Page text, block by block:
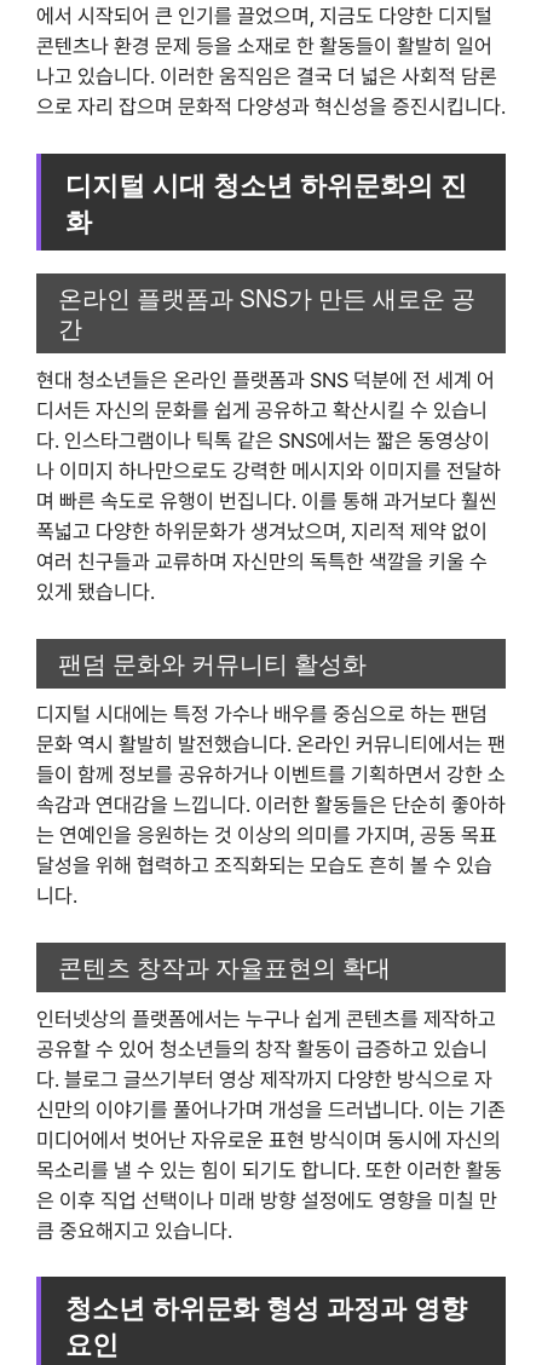
에서 시작되어 큰 인기를 끌었으며, 지금도 다양한 디지털
콘텐츠나 환경 문제 등을 소재로 한 활동들이 활발히 일어
나고 있습니다. 이러한 움직임은 결국 더 넓은 사회적 담론
으로 자리 잡으며 문화적 다양성과 혁신성을 증진시킵니다.
디지털 시대 청소년 하위문화의 진
화
온라인 플랫폼과 SNS가 만든 새로운 공
간
현대 청소년들은 온라인 플랫폼과 SNS 덕분에 전 세계 어
디서든 자신의 문화를 쉽게 공유하고 확산시킬 수 있습니
다. 인스타그램이나 틱톡 같은 SNS에서는 짧은 동영상이
나 이미지 하나만으로도 강력한 메시지와 이미지를 전달하
며 빠른 속도로 유행이 번집니다. 이를 통해 과거보다 훨씬
폭넓고 다양한 하위문화가 생겨났으며, 지리적 제약 없이
여러 친구들과 교류하며 자신만의 독특한 색깔을 키울 수
있게 됐습니다.
팬덤 문화와 커뮤니티 활성화
디지털 시대에는 특정 가수나 배우를 중심으로 하는 팬덤
문화 역시 활발히 발전했습니다. 온라인 커뮤니티에서는 팬
들이 함께 정보를 공유하거나 이벤트를 기획하면서 강한 소
속감과 연대감을 느낍니다. 이러한 활동들은 단순히 좋아하
는 연예인을 응원하는 것 이상의 의미를 가지며, 공동 목표
달성을 위해 협력하고 조직화되는 모습도 흔히 볼 수 있습
니다.
콘텐츠 창작과 자율표현의 확대
인터넷상의 플랫폼에서는 누구나 쉽게 콘텐츠를 제작하고
공유할 수 있어 청소년들의 창작 활동이 급증하고 있습니
다. 블로그 글쓰기부터 영상 제작까지 다양한 방식으로 자
신만의 이야기를 풀어나가며 개성을 드러냅니다. 이는 기존
미디어에서 벗어난 자유로운 표현 방식이며 동시에 자신의
목소리를 낼 수 있는 힘이 되기도 합니다. 또한 이러한 활동
은 이후 직업 선택이나 미래 방향 설정에도 영향을 미칠 만
큼 중요해지고 있습니다.
청소년 하위문화 형성 과정과 영향
요인